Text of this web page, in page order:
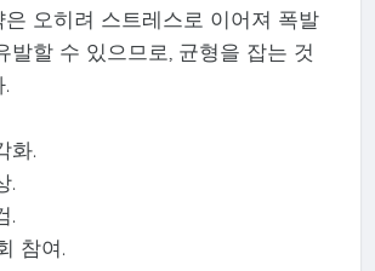
오히려 스트레스로 이어져 폭발
발할 수 있으므로, 균형을 잡는 것
화.
.
.
참여.